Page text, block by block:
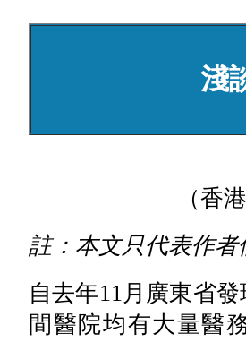
淺
（香
註：本文只代表作
自去年11月廣東省
間醫院均有大量醫